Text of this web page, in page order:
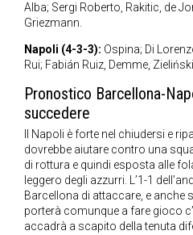
Alba; Sergi Roberto, Rakitic, de
Griezmann.
Napoli (4-3-3): Ospina; Di
Rui; Fabián Ruiz, Demme,
Pronostico Barcellona-
succedere
Il Napoli è forte nel chiudersi e
dovrebbe aiutare contro una
di rottura e quindi esposta alle
leggero degli azzurri. L’1-1
Barcellona di attaccare, e anche
porterà comunque a fare gioco
accadrà a scapito della tenuta